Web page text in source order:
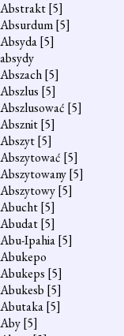
Abstrakt[5]
Absurdum[5]
Absyda[5]
absydy
Abszach[5]
Abszlus [5]
Abszlusować [5]
Absznit[5]
Abszyt[5]
Abszytować [5]
Abszytowany[5]
Abszytowy[5]
Abucht[5]
Abudat[5]
Abu-Ipahia[5]
Abukepo
Abukeps [5]
Abukesb [5]
Abutaka[5]
Aby[5]